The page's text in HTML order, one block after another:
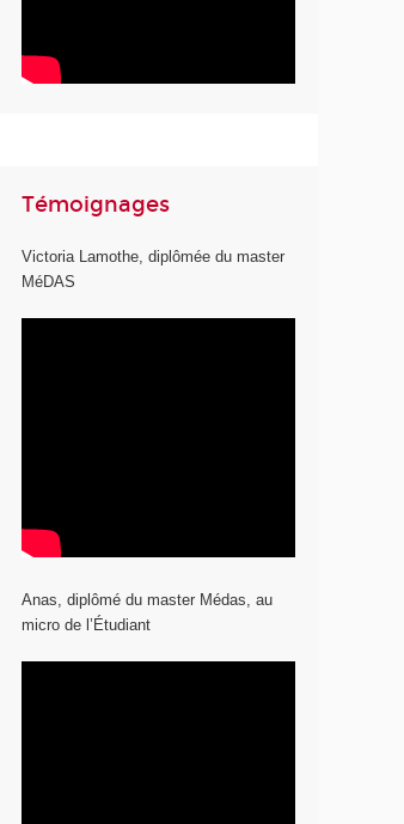
Témoignages
Victoria Lamothe, diplômée du master
MéDAS
Anas, diplômé du master Médas, au
micro de l’Étudiant